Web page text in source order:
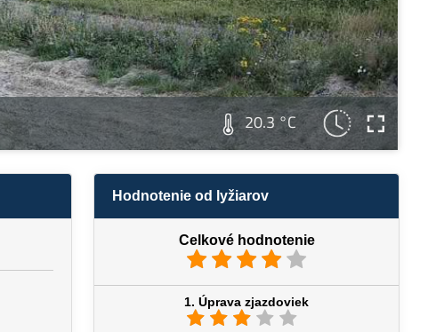
20.3 °C
Hodnotenie od lyžiarov
Celkové hodnotenie
1. Úprava zjazdoviek